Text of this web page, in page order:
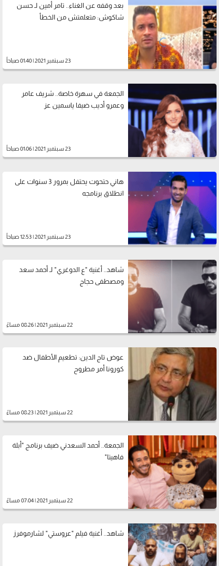
بعد وقفه عن الغناء.. تامر أمين لـ حسن
شاكوش: متعلمتش من الخطأ
23 سبتمبر 2021 | 01:40 صباحاً
الجمعة في سهرة خاصة.. شريف عامر
وعمرو أديب ضيفا ياسمين عز
23 سبتمبر 2021 | 01:06 صباحاً
هاني حتحوت يحتفل بمرور 3 سنوات على
انطلاق برنامجه
23 سبتمبر 2021 | 12:53 صباحاً
شاهد.. أغنية "ع الدوغري" لـ أحمد سعد
ومصطفى حجاج
22 سبتمبر 2021 | 08:26 مساءً
عوض تاج الدين: تطعيم الأطفال ضد
كورونا أمر مطروح
22 سبتمبر 2021 | 08:23 مساءً
الجمعة.. أحمد السعدني ضيف برنامج "أبلة
فاهيتا"
22 سبتمبر 2021 | 07:04 مساءً
شاهد.. أغنية فيلم "عروستي" لشارموفرز